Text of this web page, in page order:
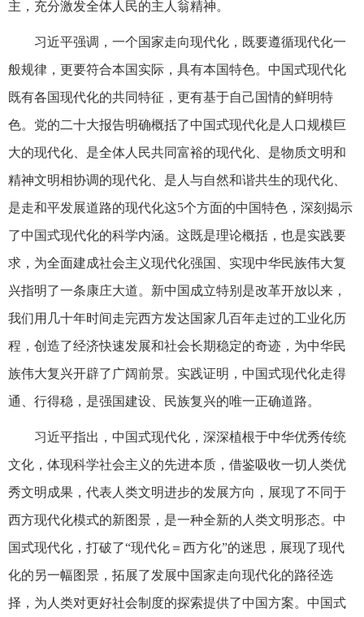
主，充分激发全体人民的主人翁精神。
习近平强调，一个国家走向现代化，既要遵循现代化一
般规律，更要符合本国实际，具有本国特色。中国式现代化
既有各国现代化的共同特征，更有基于自己国情的鲜明特
色。党的二十大报告明确概括了中国式现代化是人口规模巨
大的现代化、是全体人民共同富裕的现代化、是物质文明和
精神文明相协调的现代化、是人与自然和谐共生的现代化、
是走和平发展道路的现代化这5个方面的中国特色，深刻揭示
了中国式现代化的科学内涵。这既是理论概括，也是实践要
求，为全面建成社会主义现代化强国、实现中华民族伟大复
兴指明了一条康庄大道。新中国成立特别是改革开放以来，
我们用几十年时间走完西方发达国家几百年走过的工业化历
程，创造了经济快速发展和社会长期稳定的奇迹，为中华民
族伟大复兴开辟了广阔前景。实践证明，中国式现代化走得
通、行得稳，是强国建设、民族复兴的唯一正确道路。
习近平指出，中国式现代化，深深植根于中华优秀传统
文化，体现科学社会主义的先进本质，借鉴吸收一切人类优
秀文明成果，代表人类文明进步的发展方向，展现了不同于
西方现代化模式的新图景，是一种全新的人类文明形态。中
国式现代化，打破了“现代化＝西方化”的迷思，展现了现代
化的另一幅图景，拓展了发展中国家走向现代化的路径选
择，为人类对更好社会制度的探索提供了中国方案。中国式